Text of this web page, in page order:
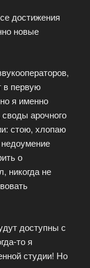
достижения
новые
в первую
я именно
арочного
стою, хлопаю
о
никогда не
доступны с
то я
студии! Но